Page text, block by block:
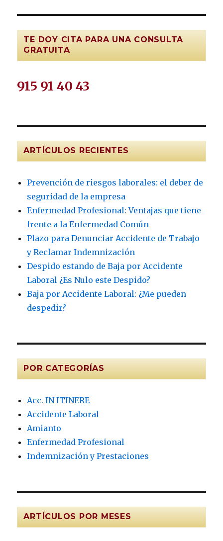
TE DOY CITA PARA UNA CONSULTA
GRATUITA
915 91 40 43
ARTÍCULOS RECIENTES
Prevención de riesgos laborales: el deber de
seguridad de la empresa
Enfermedad Profesional: Ventajas que tiene
frente a la Enfermedad Común
Plazo para Denunciar Accidente de Trabajo
y Reclamar Indemnización
Despido estando de Baja por Accidente
Laboral ¿Es Nulo este Despido?
Baja por Accidente Laboral: ¿Me pueden
despedir?
POR CATEGORÍAS
Acc. IN ITINERE
Accidente Laboral
Amianto
Enfermedad Profesional
Indemnización y Prestaciones
ARTÍCULOS POR MESES